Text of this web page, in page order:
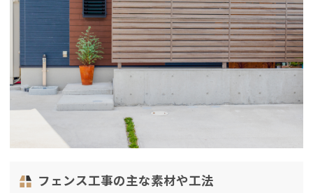
フェンス工事の主な素材や工法